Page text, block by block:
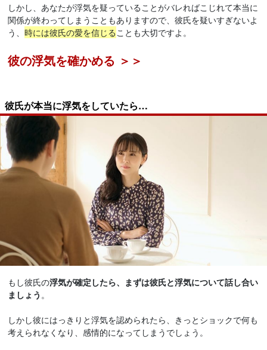
しかし、あなたが浮気を疑っていることがバレればこじれて本当に
関係が終わってしまうこともありますので、彼氏を疑いすぎないよ
う、時には彼氏の愛を信じる ことも大切ですよ。
彼の浮気を確かめる ＞＞
彼氏が本当に浮気をしていたら…
もし彼氏の浮気が確定したら、まずは彼氏と浮気について話し合い
ましょう 。
しかし彼にはっきりと浮気を認められたら、きっとショックで何も
考えられなくなり、感情的になってしまうでしょう。